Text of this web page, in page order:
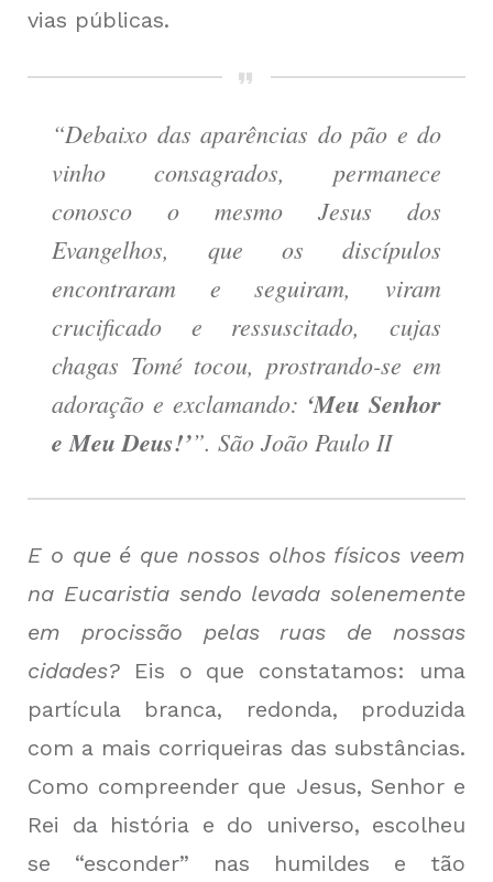
vias públicas.
“Debaixo das aparências do pão e do
vinho consagrados, permanece
conosco o mesmo Jesus dos
Evangelhos, que os discípulos
encontraram e seguiram, viram
crucificado e ressuscitado, cujas
chagas Tomé tocou, prostrando-se em
adoração e exclamando: ‘Meu Senhor
e Meu Deus!’”. São João Paulo II
E o que é que nossos olhos físicos veem
na Eucaristia sendo levada solenemente
em procissão pelas ruas de nossas
cidades? Eis o que constatamos: uma
partícula branca, redonda, produzida
com a mais corriqueiras das substâncias.
Como compreender que Jesus, Senhor e
Rei da história e do universo, escolheu
se “esconder” nas humildes e tão